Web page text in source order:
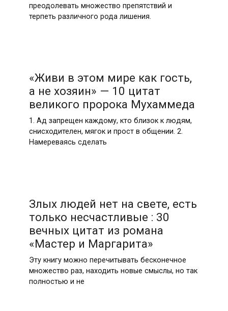
преодолевать множество препятствий и
терпеть различного рода лишения.
«Живи в этом мире как гость,
а не хозяин» — 10 цитат
великого пророка Мухаммеда
1. Ад запрещен каждому, кто близок к людям,
снисходителен, мягок и прост в общении. 2.
Намереваясь сделать
Злых людей нет на свете, есть
только несчастливые : 30
вечных цитат из романа
«Мастер и Маргарита»
Эту книгу можно перечитывать бесконечное
множество раз, находить новые смыслы, но так
полностью и не